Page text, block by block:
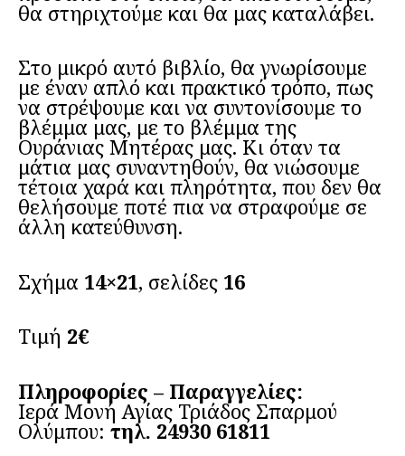
θα στηριχτούμε και θα μας καταλάβει.
Στο μικρό αυτό βιβλίο, θα γνωρίσουμε
με έναν απλό και πρακτικό τρόπο, πως
να στρέψουμε και να συντονίσουμε το
βλέμμα μας, με το βλέμμα της
Ουράνιας Μητέρας μας. Κι όταν τα
μάτια μας συναντηθούν, θα νιώσουμε
τέτοια χαρά και πληρότητα, που δεν θα
θελήσουμε ποτέ πια να στραφούμε σε
άλλη κατεύθυνση.
Σχήμα 14×21, σελίδες 16
Τιμή 2€
Πληροφορίες – Παραγγελίες:
Ιερά Μονή Αγίας Τριάδος Σπαρμού
Ολύμπου: τηλ. 24930 61811